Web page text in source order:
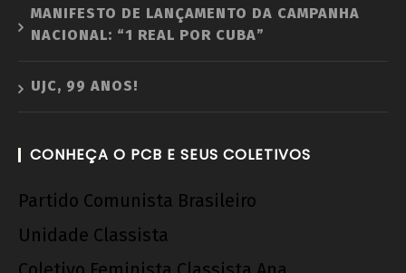
MANIFESTO DE LANÇAMENTO DA CAMPANHA
NACIONAL: “1 REAL POR CUBA”
UJC, 99 ANOS!
CONHEÇA O PCB E SEUS COLETIVOS
Partido Comunista Brasileiro
Unidade Classista